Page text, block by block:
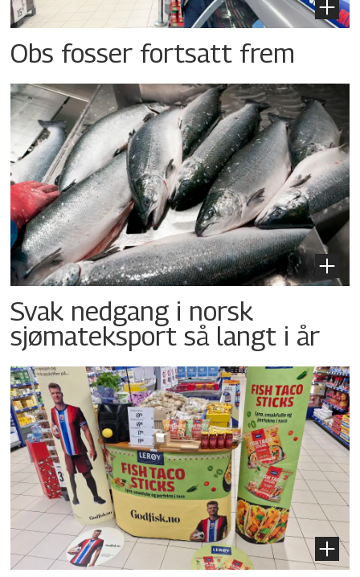
Obs fosser fortsatt frem
Svak nedgang i norsk
sjømateksport så langt i år